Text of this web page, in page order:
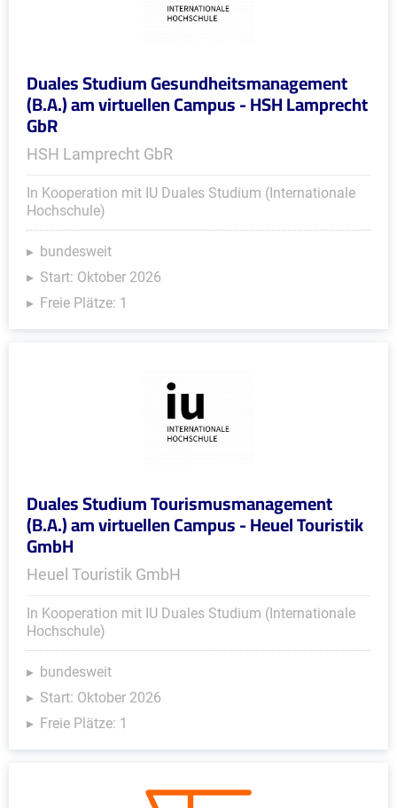
Duales Studium Gesundheitsmanagement
(B.A.) am virtuellen Campus - HSH Lamprecht
GbR
HSH Lamprecht GbR
In Kooperation mit IU Duales Studium (Internationale
Hochschule)
bundesweit
Start: Oktober 2026
Freie Plätze: 1
Duales Studium Tourismusmanagement
(B.A.) am virtuellen Campus - Heuel Touristik
GmbH
Heuel Touristik GmbH
In Kooperation mit IU Duales Studium (Internationale
Hochschule)
bundesweit
Start: Oktober 2026
Freie Plätze: 1